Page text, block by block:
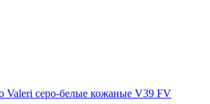
Valeri серо-белые кожаные V39 FV